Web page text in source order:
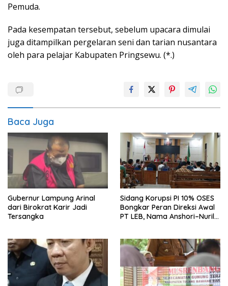
Pemuda.
Pada kesempatan tersebut, sebelum upacara dimulai
juga ditampilkan pergelaran seni dan tarian nusantara
oleh para pelajar Kabupaten Pringsewu. (*.)
Baca Juga
Gubernur Lampung Arinal
dari Birokrat Karir Jadi
Tersangka
Sidang Korupsi PI 10% OSES
Bongkar Peran Direksi Awal
PT LEB, Nama Anshori–Nuril